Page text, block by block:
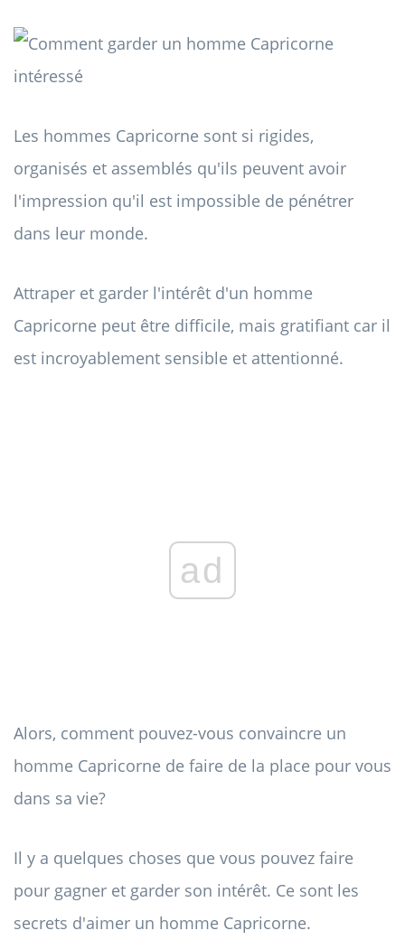
Les hommes Capricorne sont si rigides,
organisés et assemblés qu'ils peuvent avoir
l'impression qu'il est impossible de pénétrer
dans leur monde.
Attraper et garder l'intérêt d'un homme
Capricorne peut être difficile, mais gratifiant car il
est incroyablement sensible et attentionné.
ad
Alors, comment pouvez-vous convaincre un
homme Capricorne de faire de la place pour vous
dans sa vie?
Il y a quelques choses que vous pouvez faire
pour gagner et garder son intérêt. Ce sont les
secrets d'aimer un homme Capricorne.